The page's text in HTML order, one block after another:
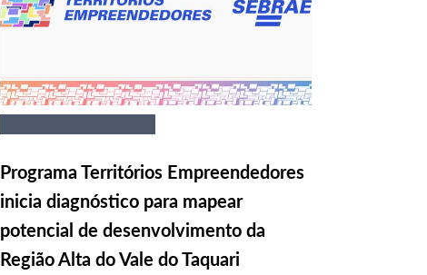
Programa Territórios Empreendedores
inicia diagnóstico para mapear
potencial de desenvolvimento da
Região Alta do Vale do Taquari